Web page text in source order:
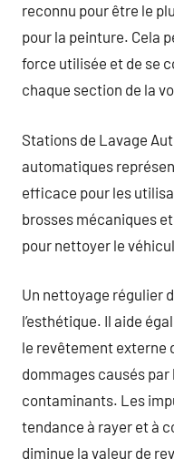
reconnu pour être le
pour la peinture. Cela
force utilisée et de se
chaque section de la
Stations de Lavage
automatiques
efficace pour les
brosses mécaniques
pour nettoyer le
Un nettoyage régulier
l’esthétique. Il aide
le revêtement externe
dommages causés par
contaminants. Les
tendance à rayer et à
diminue la valeur de